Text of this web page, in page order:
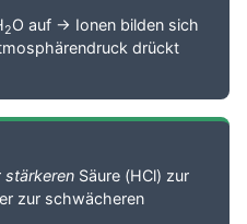
2O auf → Ionen bilden sich
drückt
stärkerenSäure (HCl) zur
zur schwächeren